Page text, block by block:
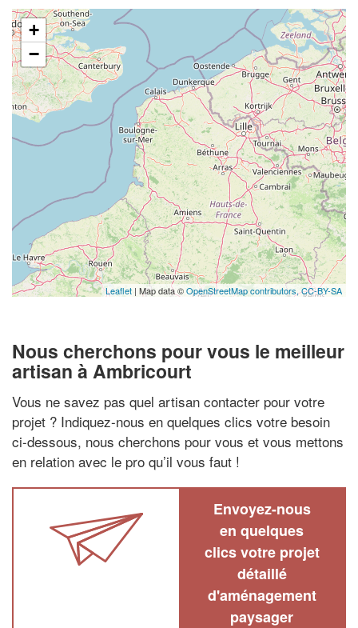
+
−
Leaflet | Map data ©OpenStreetMap contributors,CC-BY-SA
Nous cherchons pour vous le meilleur
artisan à Ambricourt
Vous ne savez pas quel artisan contacter pour votre
projet ? Indiquez-nous en quelques clics votre besoin
ci-dessous, nous cherchons pour vous et vous mettons
en relation avec le pro qu’il vous faut !
Envoyez-nous
en quelques
clics votre projet
détaillé
d'aménagement
paysager